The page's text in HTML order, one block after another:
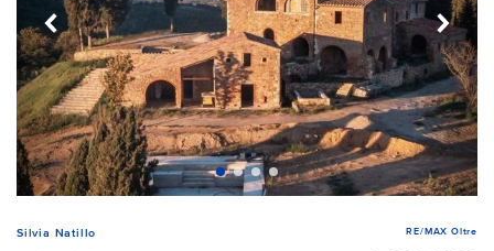
Silvia Natillo RE/MAX Oltre